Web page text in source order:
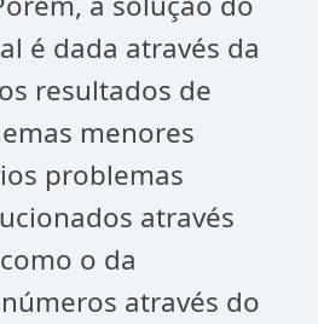
é dada através da
resultados de
menores
problemas
através
o da
através do